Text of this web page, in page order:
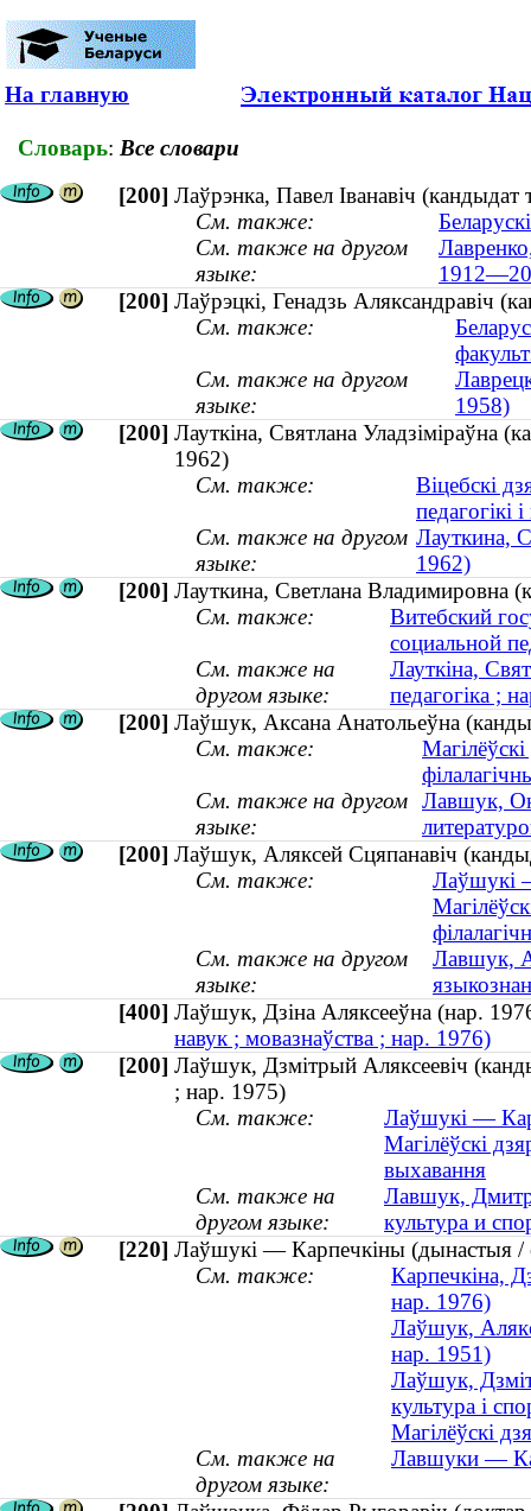
На главную
Словарь: Все словари
[200] Лаўрэнка, Павел Іванавіч
См. также:
См. также на другом
языке:
[200] Лаўрэцкі, Генадзь Аляксандравіч
См. также:
См. также на другом
языке:
1958)
[200] Лауткіна, Святлана Уладзіміраўна
1962)
См. также:
Віцебскі
педагогікі і
См. также на другом
языке:
Лауткина,
1962)
[200] Лауткина, Светлана Владимировна
См. также:
Витебский
социальной
См. также на
другом языке:
Лауткіна,
педагогіка ;
[200] Лаўшук, Аксана Анатольеўна
См. также:
См. также на другом
языке:
Лавшук,
[200] Лаўшук, Аляксей Сцяпанавіч
См. также:
Лаўшукі
См. также на другом
языке:
Лавшук,
[400] Лаўшук, Дзіна Аляксееўна (нар.
навук ; мовазнаўства ; нар. 1976)
[200] Лаўшук, Дзмітрый Аляксеевіч
; нар. 1975)
См. также:
Лаўшукі —
Магілёўскі
выхавання
См. также на
другом языке:
Лавшук,
культура и
[220] Лаўшукі — Карпечкіны (дынастыя /
См. также:
Карпечкіна,
нар. 1976)
Лаўшук,
нар. 1951)
Лаўшук,
культура і
Магілёўскі
См. также на
другом языке:
Лавшуки —